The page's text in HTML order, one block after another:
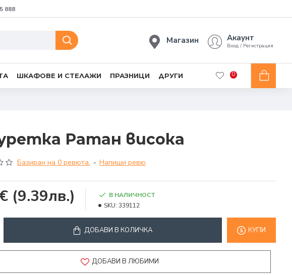
888
Магазин Акаунт
Вход / Регистрация
ШКАФОВЕ И СТЕЛАЖИ ПРАЗНИЦИ ДРУГИ 0
Ратан висока
Базиран на 0 ревюта. - Напиши ревю
(9.39лв.)
В НАЛИЧНОСТ
SKU: 339112
ДОБАВИ В КОЛИЧКА КУПИ
ДОБАВИ В ЛЮБИМИ